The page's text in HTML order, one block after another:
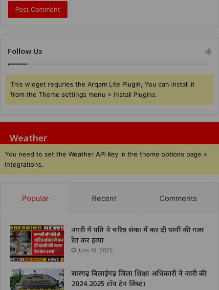
Follow Us
This widget requries the Arqam Lite Plugin, You can install it
from the Theme settings menu > Install Plugins.
Weather
You need to set the Weather API Key in the theme options page >
Integrations.
Popular Recent Comments
नगरी में पति ने चरित्र शंका में कर दी पत्नी की गला
रेत कर हत्या
June 10, 2025
सारंगढ़ बिलाईगढ़ जिला शिक्षा अधिकारी ने जारी की
2024.2025 टॉप टेन लिस्ट।